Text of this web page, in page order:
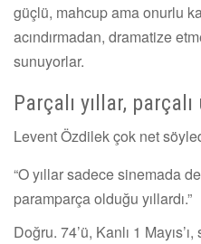
güçlü, mahcup ama onurlu
acındırmadan, dramatize
sunuyorlar.
Parçalı yıllar,
Levent Özdilek çok net
“O yıllar sadece sinemada
paramparça olduğu yıllardı.”
Doğru. 74’ü, Kanlı 1